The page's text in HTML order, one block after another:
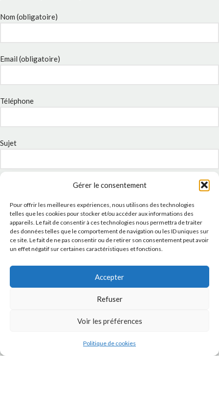
Gérer le consentement
Pour offrir les meilleures expériences, nous utilisons des technologies
telles que les cookies pour stocker et/ou accéder aux informations des
appareils. Le fait de consentir à ces technologies nous permettra de traiter
des données telles que le comportement de navigation ou les ID uniques sur
ce site. Le fait de ne pas consentir ou de retirer son consentement peut avoir
un effet négatif sur certaines caractéristiques et fonctions.
Accepter
Refuser
Voir les préférences
Politique de cookies
Nom (obligatoire)
Email (obligatoire)
Téléphone
Sujet
Politique de confidentialité